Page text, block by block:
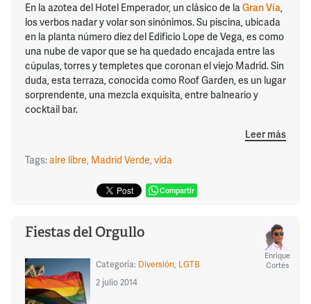
En la azotea del Hotel Emperador, un clásico de laGran Vía,
los verbos nadar y volar son sinónimos. Su piscina, ubicada
en la planta número diez del Edificio Lope de Vega, es como
una nube de vapor que se ha quedado encajada entre las
cúpulas, torres y templetes que coronan el viejo Madrid. Sin
duda, esta terraza, conocida como Roof Garden, es un lugar
sorprendente, una mezcla exquisita, entre balneario y
cocktail bar.
Leer más
Tags:aire libre, Madrid Verde,vida
Compartir
Fiestas del Orgullo
Enrique
Cortés
Categoría: Diversión, LGTB
2 julio 2014